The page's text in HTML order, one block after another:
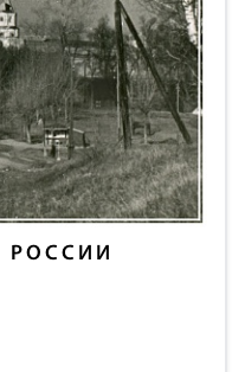
РОССИИ